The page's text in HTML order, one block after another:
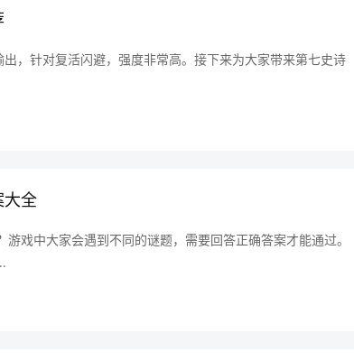
，针对复活闪避，强度非常高。接下来为大家带来第七史诗
大全
戏中大家会遇到不同的谜题，需要回答正确答案才能通过。